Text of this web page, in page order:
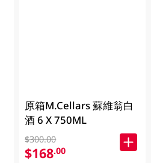
原箱M.Cellars 蘇維翁白
酒 6 X 750ML
$300.00
$168.00